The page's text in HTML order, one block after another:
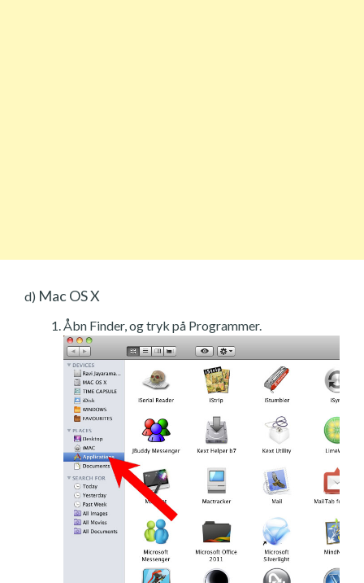
d) Mac OS X
Åbn Finder, og tryk på Programmer.